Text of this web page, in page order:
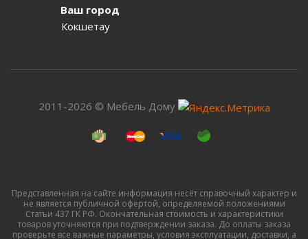
Ваш город
Кокшетау
2011-2026 © Мебель Дому
Представленная на сайте информация несёт справочный характер и
не является публичной офертой, определяемой положениями
Статьи 437 ГК РФ. Окончательная стоимость и характеристики
товаров уточняются при подтверждении заказа. До оплаты заказа
проверьте все важные параметры, условия эксплуатации, доставки, а